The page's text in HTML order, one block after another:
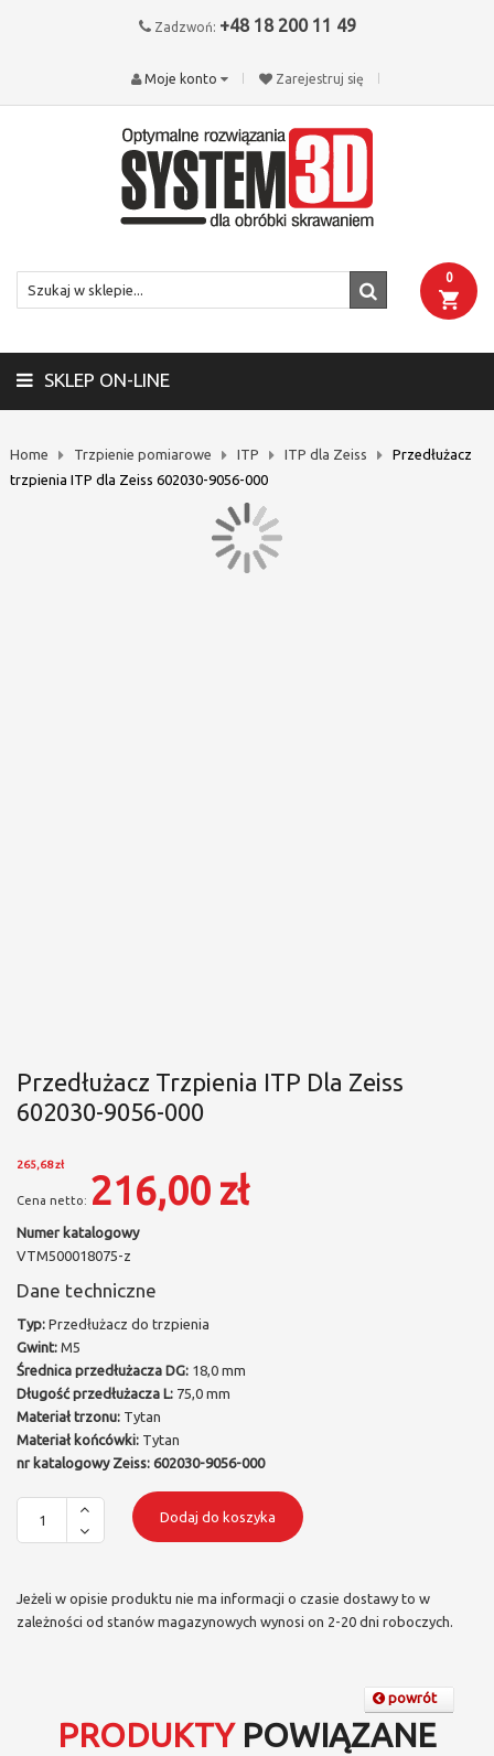
Zadzwoń: +48 18 200 11 49
Zarejestruj się
Moje konto
0
SKLEP ON-LINE
Home Trzpienie pomiarowe ITP ITP dla Zeiss
Przedłużacz
trzpienia ITP dla Zeiss 602030-9056-000
Przedłużacz Trzpienia ITP Dla Zeiss
602030-9056-000
265,68 zł
216,00 zł
Numer katalogowy
VTM500018075-z
Dane techniczne
Typ: Przedłużacz do trzpienia
Gwint: M5
Średnica przedłużacza DG: 18,0 mm
Długość przedłużacza L: 75,0 mm
Materiał trzonu: Tytan
Materiał końcówki: Tytan
nr katalogowy Zeiss: 602030-9056-000
Dodaj do koszyka
Jeżeli w opisie produktu nie ma informacji o czasie dostawy to w
zależności od stanów magazynowych wynosi on 2-20 dni roboczych.
powrót
PRODUKTYPOWIĄZANE